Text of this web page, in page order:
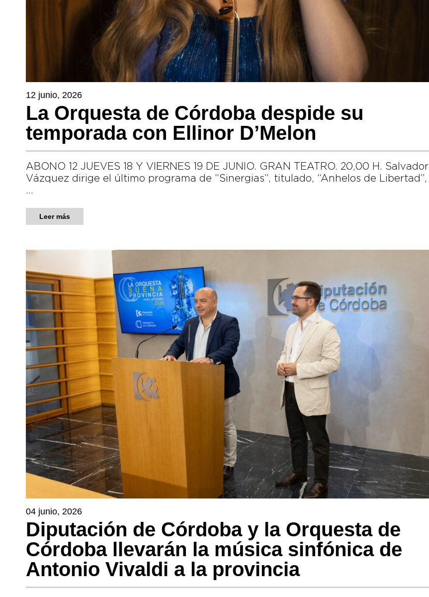
12 junio, 2026
La Orquesta de Córdoba despide su
temporada con Ellinor D’Melon
ABONO 12 JUEVES 18 Y VIERNES 19 DE JUNIO. GRAN TEATRO. 20,00 H. Salvador
Vázquez dirige el último programa de “Sinergias”, titulado, “Anhelos de Libertad”,
…
Leer más
04 junio, 2026
Diputación de Córdoba y la Orquesta de
Córdoba llevarán la música sinfónica de
Antonio Vivaldi a la provincia